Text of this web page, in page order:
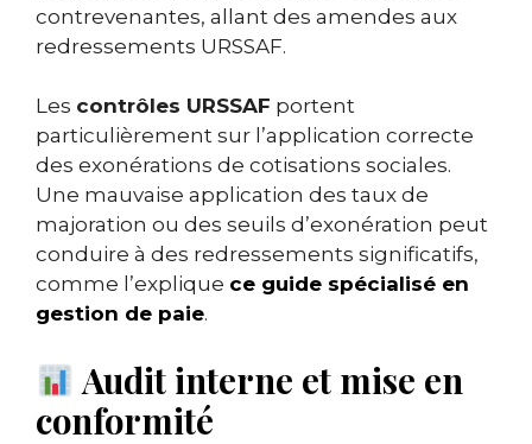
contrevenantes, allant des amendes aux
redressements URSSAF.
Les contrôles URSSAF portent
particulièrement sur l’application correcte
des exonérations de cotisations sociales.
Une mauvaise application des taux de
majoration ou des seuils d’exonération peut
conduire à des redressements significatifs,
comme l’explique ce guide spécialisé en
gestion de paie.
Audit interne et mise en
conformité